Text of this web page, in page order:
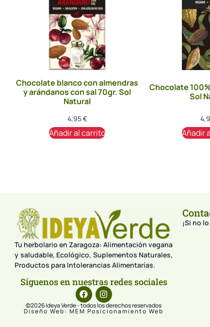
Chocolate blanco con almendras
y arándanos con sal 70gr. Sol
Natural
4,95€
Añadir al carrito
Chocolate
Sol
Añadir
Tu herbolario en Zaragoza: Alimentación vegana
y saludable, Ecológico, Suplementos Naturales,
Productos para Intolerancias Alimentarías.
Síguenos en nuestras redes sociales
©2026 Ideya Verde - todos los derechos reservados
Diseño Web: MEM Posicionamiento Web
¡Si no